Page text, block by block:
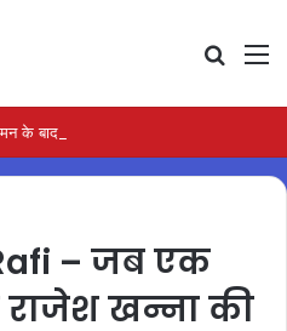
– जब एक
खन्ना की